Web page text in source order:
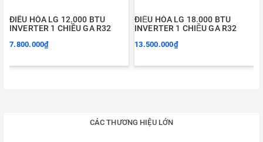
ĐIỀU HÒA LG 12.000 BTU
INVERTER 1 CHIỀU GA R32
7.800.000₫
ĐIỀU HÒA LG 18.000 BTU
INVERTER 1 CHIỀU GA R32
13.500.000₫
CÁC THƯƠNG HIỆU LỚN